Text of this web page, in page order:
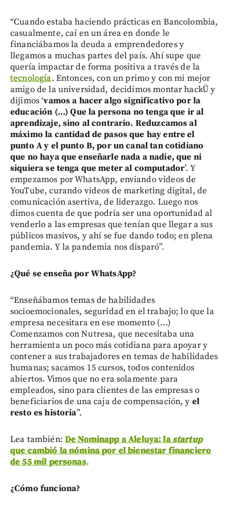
“Cuando estaba haciendo prácticas en Bancolombia,
casualmente, caí en un área en donde le
financiábamos la deuda a emprendedores y
llegamos a muchas partes del país. Ahí supe que
quería impactar de forma positiva a través de la
tecnología. Entonces, con un primo y con mi mejor
amigo de la universidad, decidimos montar hackÜ y
dijimos ‘vamos a hacer algo significativo por la
educación (...) Que la persona no tenga que ir al
aprendizaje, sino al contrario. Reduzcamos al
máximo la cantidad de pasos que hay entre el
punto A y el punto B, por un canal tan cotidiano
que no haya que enseñarle nada a nadie, que ni
siquiera se tenga que meter al computador’. Y
empezamos por WhatsApp, enviando videos de
YouTube, curando videos de marketing digital, de
comunicación asertiva, de liderazgo. Luego nos
dimos cuenta de que podría ser una oportunidad al
venderlo a las empresas que tenían que llegar a sus
públicos masivos, y ahí se fue dando todo; en plena
pandemia. Y la pandemia nos disparó”.
¿Qué se enseña por WhatsApp?
“Enseñábamos temas de habilidades
socioemocionales, seguridad en el trabajo; lo que la
empresa necesitara en ese momento (...)
Comenzamos con Nutresa, que necesitaba una
herramienta un poco más cotidiana para apoyar y
contener a sus trabajadores en temas de habilidades
humanas; sacamos 15 cursos, todos contenidos
abiertos. Vimos que no era solamente para
empleados, sino para clientes de las empresas o
beneficiarios de una caja de compensación, y el
resto es historia”.
Lea también: De Nominapp a Aleluya: lastartup
que cambió la nómina por el bienestar financiero
de 55 mil personas.
¿Cómo funciona?